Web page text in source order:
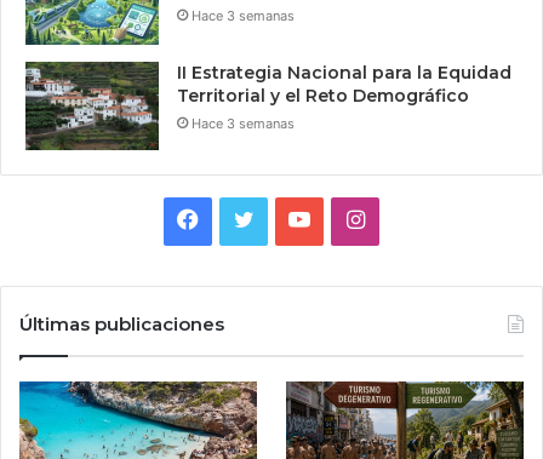
Hace 3 semanas
II Estrategia Nacional para la Equidad
Territorial y el Reto Demográfico
Hace 3 semanas
Facebook
TwitterYouTubeInstagram
Últimas publicaciones